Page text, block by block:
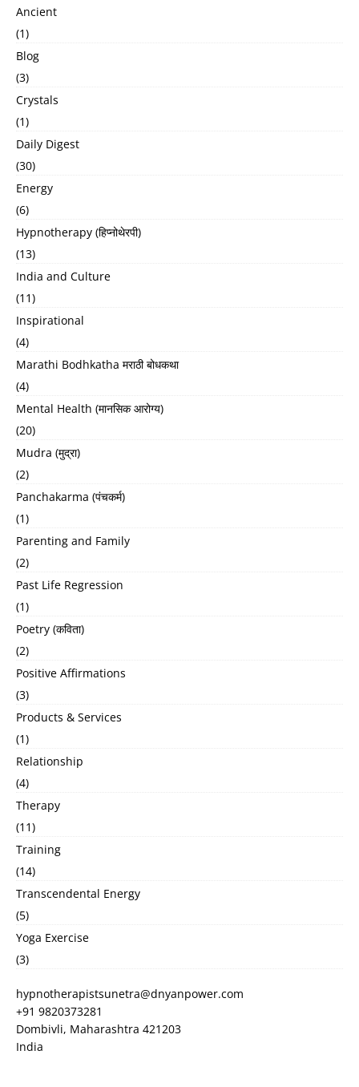
Ancient
(1)
Blog
(3)
Crystals
(1)
Daily Digest
(30)
Energy
(6)
Hypnotherapy (हिप्नोथेरपी)
(13)
India and Culture
(11)
Inspirational
(4)
Marathi Bodhkatha मराठी बोधकथा
(4)
Mental Health (मानसिक आरोग्य)
(20)
Mudra (मुद्रा)
(2)
Panchakarma (पंचकर्म)
(1)
Parenting and Family
(2)
Past Life Regression
(1)
Poetry (कविता)
(2)
Positive Affirmations
(3)
Products & Services
(1)
Relationship
(4)
Therapy
(11)
Training
(14)
Transcendental Energy
(5)
Yoga Exercise
(3)
hypnotherapistsunetra@dnyanpower.com
+91 9820373281
Dombivli, Maharashtra 421203
India